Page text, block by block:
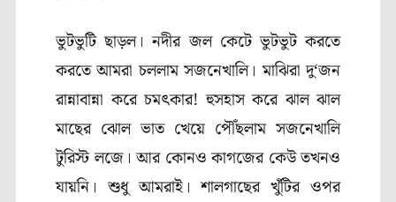
ভুটভুটি ছাড়ল।নদীর জল কেটে ভুটভুট করতে
করতে আমরা চললাম সজনেখালি। মাঝিরা দু‘জন
রান্নাবান্না করে চমৎকার! হুসহাস করে ঝাল ঝাল
মাছের ঝোল ভাত খেয়ে পৌঁছলাম সজনেখালি
টুরিস্ট লজে। আর কোনও কাগজের কেউ তখনও
যায়নি। শুধু আমরাই। শালগাছের খুঁটির ওপর